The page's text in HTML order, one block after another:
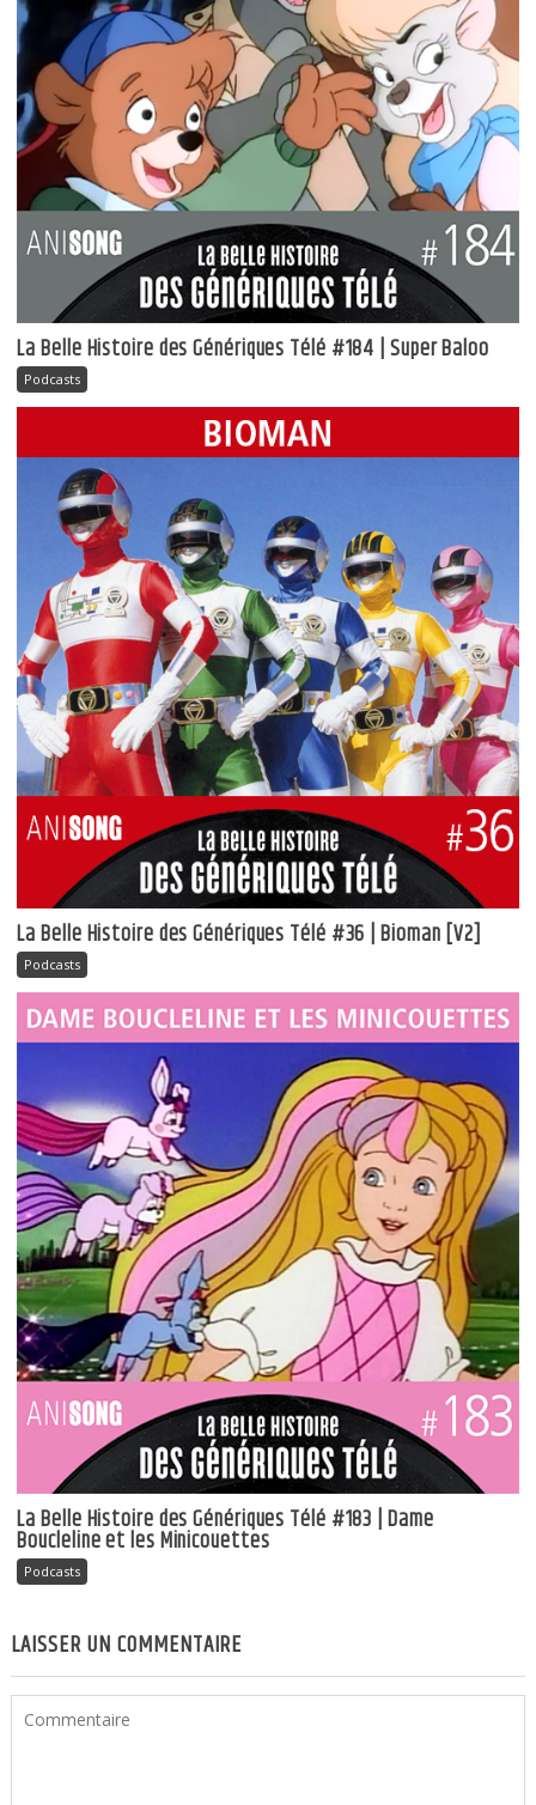
La Belle Histoire des Génériques Télé #184 | Super Baloo
Podcasts
La Belle Histoire des Génériques Télé #36 | Bioman [V2]
Podcasts
La Belle Histoire des Génériques Télé #183 | Dame
Boucleline et les Minicouettes
Podcasts
LAISSER UN COMMENTAIRE